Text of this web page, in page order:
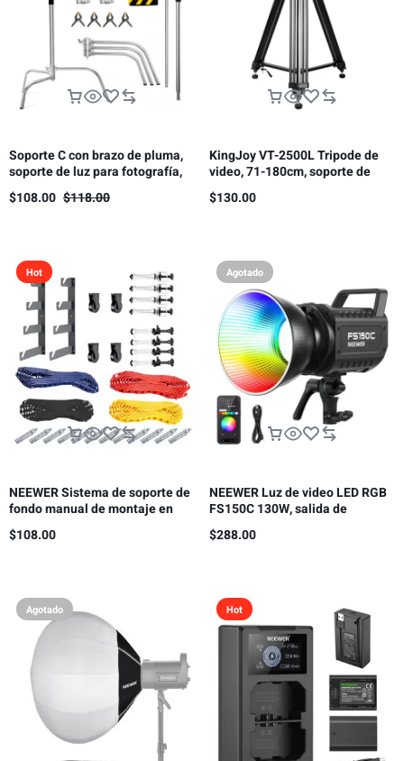
Soporte C con brazo de pluma,
soporte de luz para fotografía,
3.3 m, 10 kg de carga（Este
producto está sujeto a gastos
$118.00
$108.00
KingJoy VT-2500L Tripode de
video, 71-180cm, soporte de
carga 11kg.
$130.00
Hot
NEEWER Sistema de soporte de
fondo manual de montaje en
pared de 4 rodillos, capacidad
de carga por rodillo: 22 lb/10 kg
$108.00
Agotado
NEEWER Luz de video LED RGB
FS150C 130W, salida de
iluminación continua COB de
2500-7500K con CRI97/TLCI98
$288.00
Agotado Hot